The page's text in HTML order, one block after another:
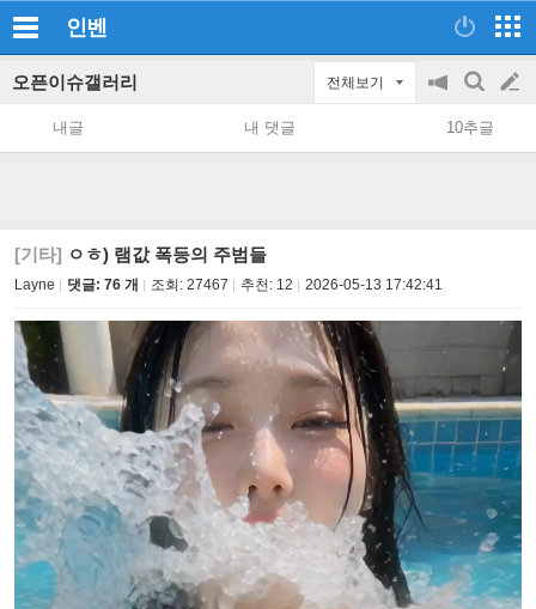
인벤
오픈이슈갤러리 전체보기
공
지
on/off
검
색
글
쓰
내글 내 댓글 10추글
[기타] ㅇㅎ) 램값 폭등의 주범들
Layne 댓글: 76 개 조회: 27467 추천: 12 2026-05-13 17:42:41